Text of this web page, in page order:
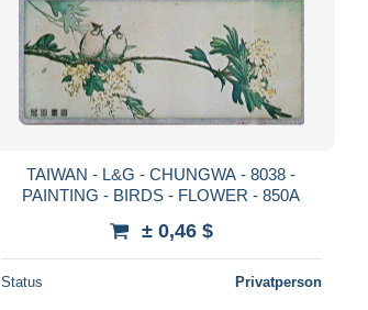
TAIWAN - L&G - CHUNGWA - 8038 -
PAINTING - BIRDS - FLOWER - 850A
± 0,46 $
Status Privatperson